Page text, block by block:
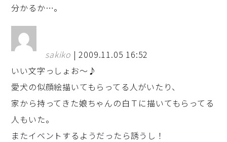
分かるか…。
sakiko | 2009.11.05 16:52
いい文字っしょお～♪
愛犬の似顔絵描いてもらってる人がいたり、
家から持ってきた娘ちゃんの白Ｔに描いてもらってる
人もいた。
またイベントするようだったら誘うし！